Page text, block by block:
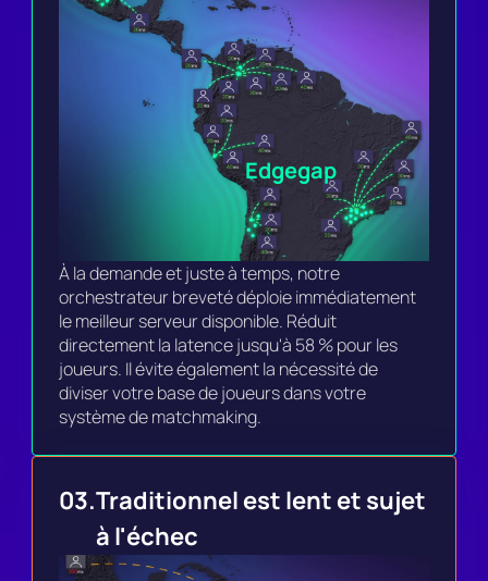
À la demande et juste à temps, notre
orchestrateur breveté déploie immédiatement
le meilleur serveur disponible. Réduit
directement la latence jusqu'à 58 % pour les
joueurs. Il évite également la nécessité de
diviser votre base de joueurs dans votre
système de matchmaking.
Edgegap
03.Traditionnel est lent et sujet
à l'échec